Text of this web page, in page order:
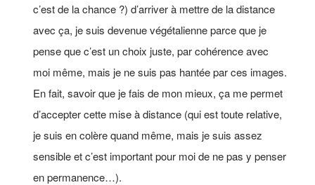
c’est de la chance ?) d’arriver à mettre de la distance
avec ça, je suis devenue végétalienne parce que je
pense que c’est un choix juste, par cohérence avec
moi même, mais je ne suis pas hantée par ces images.
En fait, savoir que je fais de mon mieux, ça me permet
d’accepter cette mise à distance (qui est toute relative,
je suis en colère quand même, mais je suis assez
sensible et c’est important pour moi de ne pas y penser
en permanence…).